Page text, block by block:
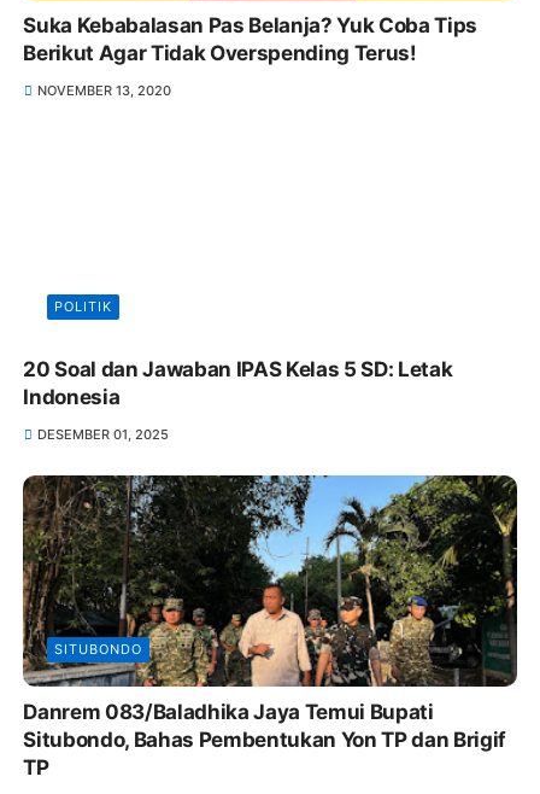
Suka Kebabalasan Pas Belanja? Yuk Coba Tips
Berikut Agar Tidak Overspending Terus!
NOVEMBER 13, 2020
POLITIK
20 Soal dan Jawaban IPAS Kelas 5 SD: Letak
Indonesia
DESEMBER 01, 2025
SITUBONDO
Danrem 083/Baladhika Jaya Temui Bupati
Situbondo, Bahas Pembentukan Yon TP dan Brigif
TP